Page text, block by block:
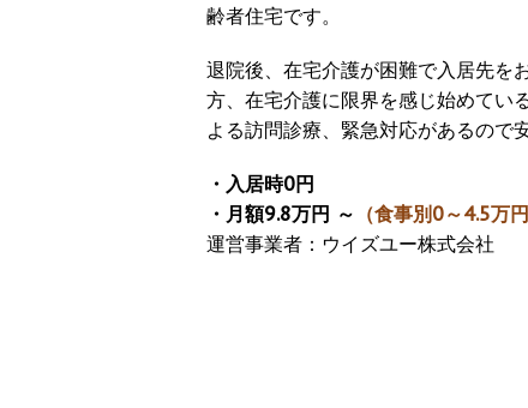
齢者住宅です。
退院後、在宅介護が困難で入居先を
方、在宅介護に限界を感じ始めてい
よる訪問診療、緊急対応があるので
・入居時0円
・月額9.8万円 ～ （食事別0～4.5万円
運営事業者：ウイズユー株式会社